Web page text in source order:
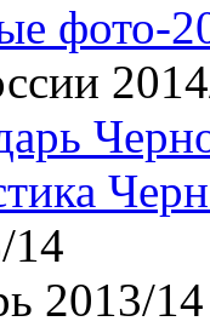
фото-
14
2013/14